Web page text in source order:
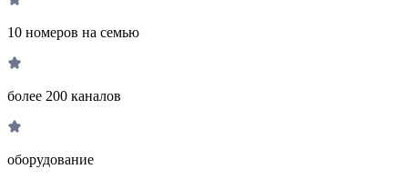
10 номеров на семью
более 200 каналов
оборудование